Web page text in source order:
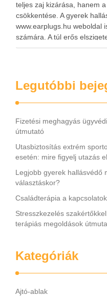
teljes zaj kizárása, hanem
csökkentése. A gyerek
www.earplugs.hu weboldal
számára. A túl erős
kényelmetlenséget,
Legutóbbi
Fizetési meghagyás
útmutató
Utasbiztosítás extrém
esetén: mire figyelj utazás
Legjobb gyerek hallásvédő
választáskor?
Családterápia a
Stresszkezelés
terápiás megoldások
Kategóriák
Ajtó-ablak